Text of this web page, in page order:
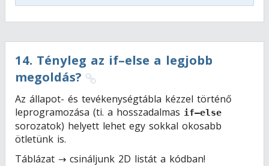
14. Tényleg az if–else a legjobb
megoldás?
Az állapot- és tevékenységtábla kézzel történő
leprogramozása (ti. a hosszadalmas if–else
sorozatok) helyett lehet egy sokkal okosabb
ötletünk is.
Táblázat → csináljunk 2D listát a kódban!